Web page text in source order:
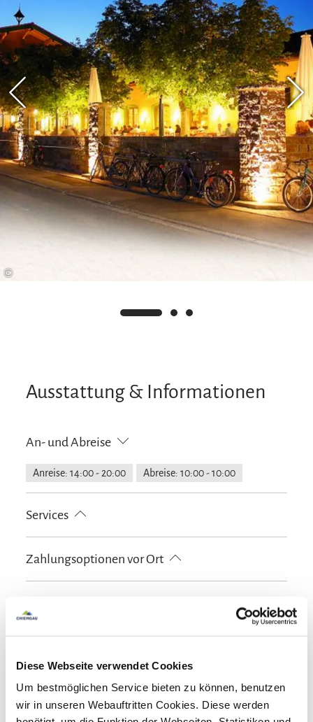
Diese Webseite verwendet Cookies
Um bestmöglichen Service bieten zu können, benutzen
wir in unseren Webauftritten Cookies. Diese werden
©
Ausstattung & Informationen
An- und Abreise
Anreise: 14:00 - 20:00 Abreise: 10:00 - 10:00
Services
Zeitungen
Zahlungsoptionen vor Ort
Vegetarisches Frühstück Frühstück
Restaurant
Regionale Küche
Vegane Gerichte
Tagung & Konferenz